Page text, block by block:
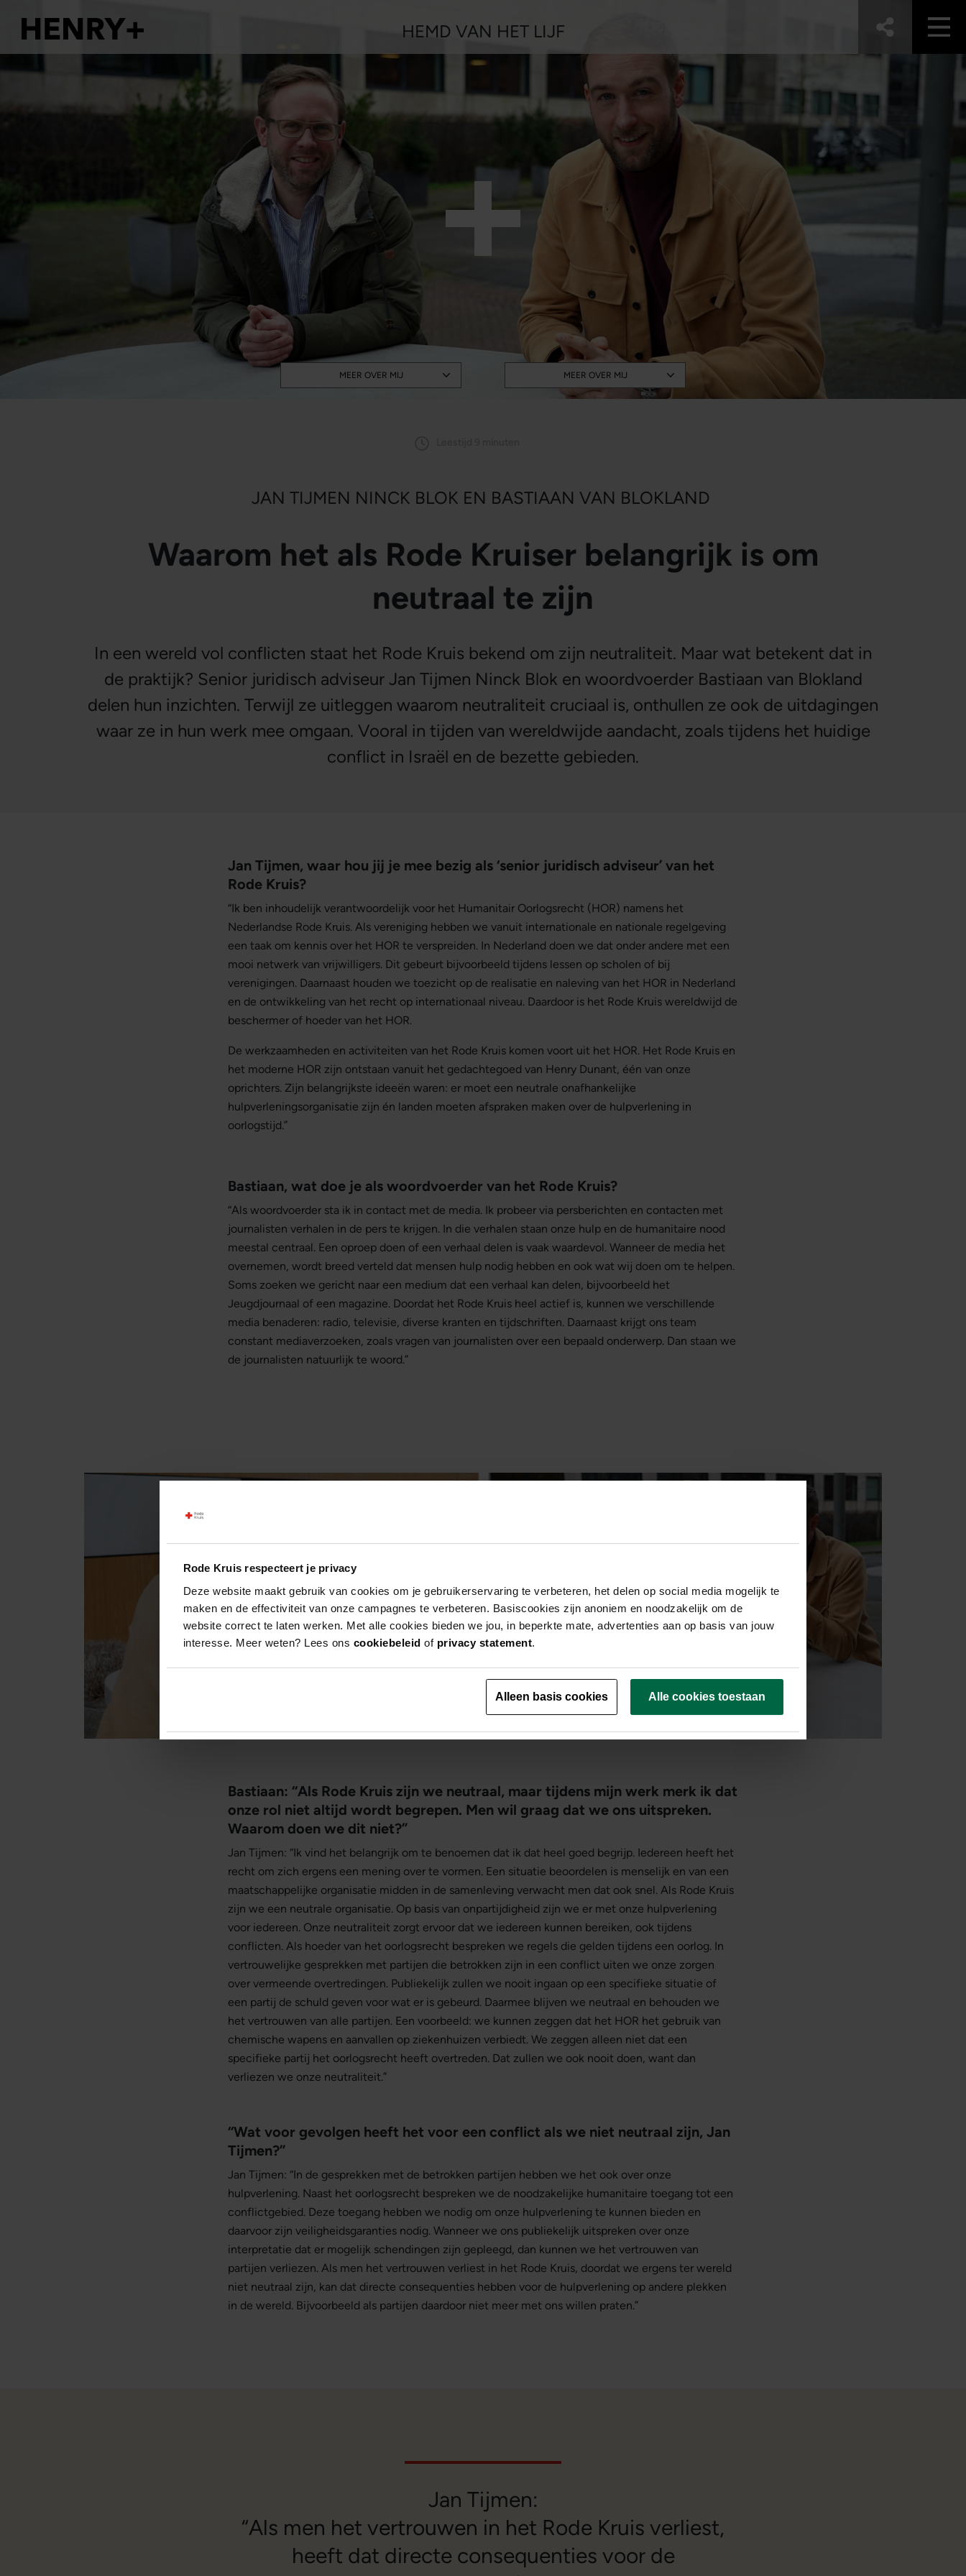
Rode Kruis respecteert je privacy
Deze website maakt gebruik van cookies om je gebruikerservaring te verbeteren, het delen op social media mogelijk te
maken en de effectiviteit van onze campagnes te verbeteren. Basiscookies zijn anoniem en noodzakelijk om de
website correct te laten werken. Met alle cookies bieden we jou, in beperkte mate, advertenties aan op basis van jouw
interesse. Meer weten? Lees ons cookiebeleid of privacy statement.
Alleen basis cookies Alle cookies toestaan
HEMD VAN HET LIJF
MEER OVER MIJ MEER OVER MIJ
JAN TIJMEN NINCK BLOK EN BASTIAAN VAN BLOKLAND
Waarom het als Rode Kruiser belangrijk is om
neutraal te zijn
In een wereld vol conflicten staat het Rode Kruis bekend om zijn neutraliteit. Maar wat betekent dat in
de praktijk? Senior juridisch adviseur Jan Tijmen Ninck Blok en woordvoerder Bastiaan van Blokland
delen hun inzichten. Terwijl ze uitleggen waarom neutraliteit cruciaal is, onthullen ze ook de uitdagingen
waar ze in hun werk mee omgaan. Vooral in tijden van wereldwijde aandacht, zoals tijdens het huidige
conflict in Israël en de bezette gebieden.
Jan Tijmen, waar hou jij je mee bezig als ‘senior juridisch adviseur’ van het
Rode Kruis?
“Ik ben inhoudelijk verantwoordelijk voor het Humanitair Oorlogsrecht (HOR) namens het
Nederlandse Rode Kruis. Als vereniging hebben we vanuit internationale en nationale regelgeving
een taak om kennis over het HOR te verspreiden. In Nederland doen we dat onder andere met een
mooi netwerk van vrijwilligers. Dit gebeurt bijvoorbeeld tijdens lessen op scholen of bij
verenigingen. Daarnaast houden we toezicht op de realisatie en naleving van het HOR in Nederland
en de ontwikkeling van het recht op internationaal niveau. Daardoor is het Rode Kruis wereldwijd de
beschermer of hoeder van het HOR.
De werkzaamheden en activiteiten van het Rode Kruis komen voort uit het HOR. Het Rode Kruis en
het moderne HOR zijn ontstaan vanuit het gedachtegoed van Henry Dunant, één van onze
oprichters. Zijn belangrijkste ideeën waren: er moet een neutrale onafhankelijke
hulpverleningsorganisatie zijn én landen moeten afspraken maken over de hulpverlening in
oorlogstijd.”
Bastiaan, wat doe je als woordvoerder van het Rode Kruis?
“Als woordvoerder sta ik in contact met de media. Ik probeer via persberichten en contacten met
journalisten verhalen in de pers te krijgen. In die verhalen staan onze hulp en de humanitaire nood
meestal centraal. Een oproep doen of een verhaal delen is vaak waardevol. Wanneer de media het
overnemen, wordt breed verteld dat mensen hulp nodig hebben en ook wat wij doen om te helpen.
Soms zoeken we gericht naar een medium dat een verhaal kan delen, bijvoorbeeld het
Jeugdjournaal of een magazine. Doordat het Rode Kruis heel actief is, kunnen we verschillende
media benaderen: radio, televisie, diverse kranten en tijdschriften. Daarnaast krijgt ons team
constant mediaverzoeken, zoals vragen van journalisten over een bepaald onderwerp. Dan staan we
de journalisten natuurlijk te woord.”
Bastiaan: “Als Rode Kruis zijn we neutraal, maar tijdens mijn werk merk ik dat
onze rol niet altijd wordt begrepen. Men wil graag dat we ons uitspreken.
Waarom doen we dit niet?”
Jan Tijmen: “Ik vind het belangrijk om te benoemen dat ik dat heel goed begrijp. Iedereen heeft het
recht om zich ergens een mening over te vormen. Een situatie beoordelen is menselijk en van een
maatschappelijke organisatie midden in de samenleving verwacht men dat ook snel. Als Rode Kruis
zijn we een neutrale organisatie. Op basis van onpartijdigheid zijn we er met onze hulpverlening
voor iedereen. Onze neutraliteit zorgt ervoor dat we iedereen kunnen bereiken, ook tijdens
conflicten. Als hoeder van het oorlogsrecht bespreken we regels die gelden tijdens een oorlog. In
vertrouwelijke gesprekken met partijen die betrokken zijn in een conflict uiten we onze zorgen
over vermeende overtredingen. Publiekelijk zullen we nooit ingaan op een specifieke situatie of
een partij de schuld geven voor wat er is gebeurd. Daarmee blijven we neutraal en behouden we
het vertrouwen van alle partijen. Een voorbeeld: we kunnen zeggen dat het HOR het gebruik van
chemische wapens en aanvallen op ziekenhuizen verbiedt. We zeggen alleen niet dat een
specifieke partij het oorlogsrecht heeft overtreden. Dat zullen we ook nooit doen, want dan
verliezen we onze neutraliteit.”
“Wat voor gevolgen heeft het voor een conflict als we niet neutraal zijn, Jan
Tijmen?”
Jan Tijmen: “In de gesprekken met de betrokken partijen hebben we het ook over onze
hulpverlening. Naast het oorlogsrecht bespreken we de noodzakelijke humanitaire toegang tot een
conflictgebied. Deze toegang hebben we nodig om onze hulpverlening te kunnen bieden en
daarvoor zijn veiligheidsgaranties nodig. Wanneer we ons publiekelijk uitspreken over onze
interpretatie dat er mogelijk schendingen zijn gepleegd, dan kunnen we het vertrouwen van
partijen verliezen. Als men het vertrouwen verliest in het Rode Kruis, doordat we ergens ter wereld
niet neutraal zijn, kan dat directe consequenties hebben voor de hulpverlening op andere plekken
in de wereld. Bijvoorbeeld als partijen daardoor niet meer met ons willen praten.”
Jan Tijmen:
“Als men het vertrouwen in het Rode Kruis verliest,
heeft dat directe consequenties voor de